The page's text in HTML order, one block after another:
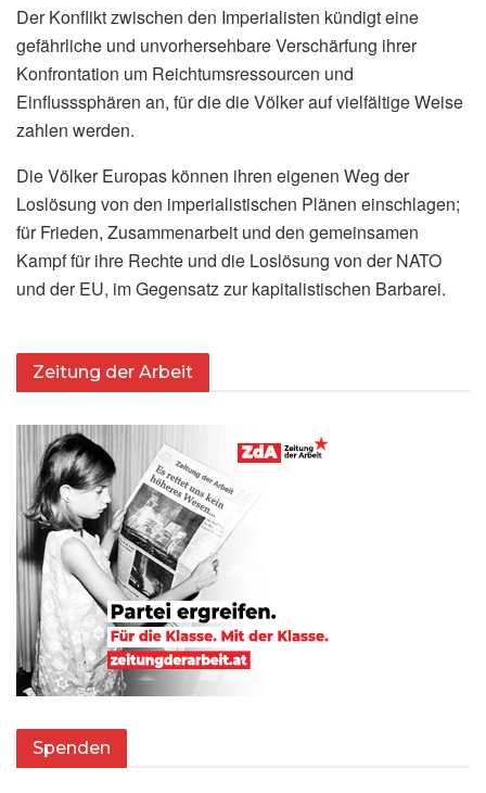
Der Konflikt zwischen den Imperialisten kündigt eine
gefährliche und unvorhersehbare Verschärfung ihrer
Konfrontation um Reichtumsressourcen und
Einflusssphären an, für die die Völker auf vielfältige Weise
zahlen werden.
Die Völker Europas können ihren eigenen Weg der
Loslösung von den imperialistischen Plänen einschlagen;
für Frieden, Zusammenarbeit und den gemeinsamen
Kampf für ihre Rechte und die Loslösung von der NATO
und der EU, im Gegensatz zur kapitalistischen Barbarei.
Zeitung der Arbeit
Spenden